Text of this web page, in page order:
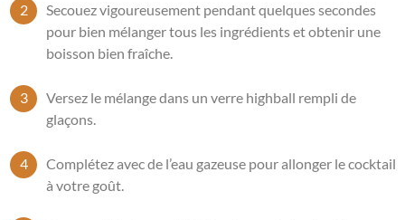
Secouez vigoureusement pendant quelques secondes
pour bien mélanger tous les ingrédients et obtenir une
boisson bien fraîche.
Versez le mélange dans un verre highball rempli de
glaçons.
Complétez avec de l’eau gazeuse pour allonger le cocktail
à votre goût.